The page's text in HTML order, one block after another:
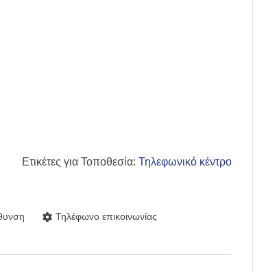
Ετικέτες για Τοποθεσία: Τηλεφωνικό κέντρο
Τηλέφωνο επικοινωνίας